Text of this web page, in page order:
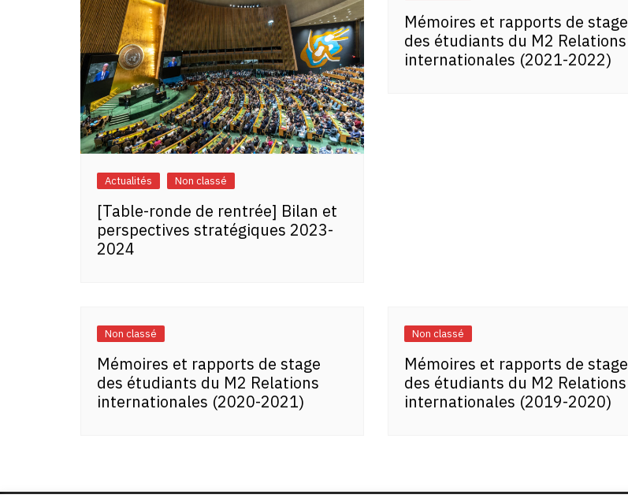
Actualités Non classé
[Table-ronde de rentrée] Bilan et
perspectives stratégiques 2023-
2024
Mémoires et rapports de stage
des étudiants du M2 Relations
internationales (2021-2022)
Non classé
Mémoires et rapports de stage
des étudiants du M2 Relations
internationales (2020-2021)
Non classé
Mémoires et rapports de stage
des étudiants du M2 Relations
internationales (2019-2020)